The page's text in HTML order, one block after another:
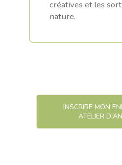
créatives et les
nature.
INSCRIRE MON
ATELIER